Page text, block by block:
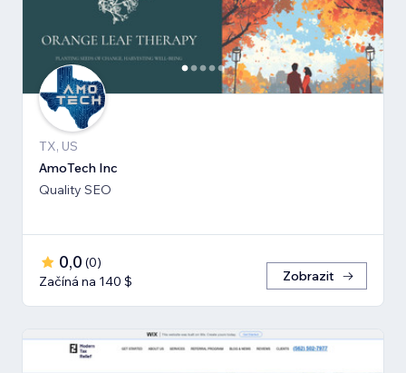
TX, US
AmoTech Inc
Quality SEO
0,0 (0)
Začíná na 140 $
Zobrazit